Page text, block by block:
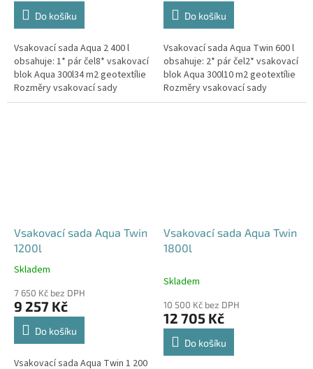
Do košíku
Vsakovací sada Aqua 2 400 l
obsahuje: 1* pár čel8* vsakovací
blok Aqua 300l34 m2 geotextílie
Rozměry vsakovací sady
960x80x52 cm Nosnost bloků až
Do košíku
Vsakovací sada Aqua Twin 600 l
obsahuje: 2* pár čel2* vsakovací
blok Aqua 300l10 m2 geotextílie
Rozměry vsakovací sady
120x80x104 cm Nosnost bloků
Vsakovací sada Aqua Twin
1200l
Průměrné
produktu
je
5,0
hvězdiček.
Skladem
7 650 Kč bez DPH
9 257 Kč
Do košíku
Vsakovací sada Aqua Twin 1 200
Vsakovací sada Aqua Twin
1800l
Skladem
10 500 Kč bez DPH
12 705 Kč
Do košíku